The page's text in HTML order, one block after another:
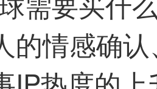
的情感确